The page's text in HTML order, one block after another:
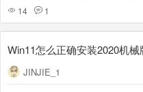
14 1
Win11怎么正确安装2020机械
JINJIE_1